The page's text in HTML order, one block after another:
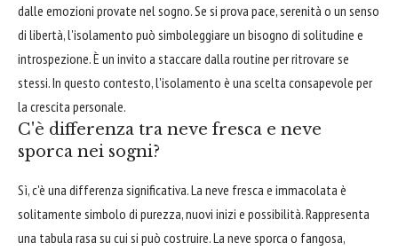
dalle emozioni provate nel sogno. Se si prova pace, serenità o un senso
di libertà, l'isolamento può simboleggiare un bisogno di solitudine e
introspezione. È un invito a staccare dalla routine per ritrovare se
stessi. In questo contesto, l'isolamento è una scelta consapevole per
la crescita personale.
C'è differenza tra neve fresca e neve
sporca nei sogni?
Sì, c'è una differenza significativa. La neve fresca e immacolata è
solitamente simbolo di purezza, nuovi inizi e possibilità. Rappresenta
una tabula rasa su cui si può costruire. La neve sporca o fangosa,